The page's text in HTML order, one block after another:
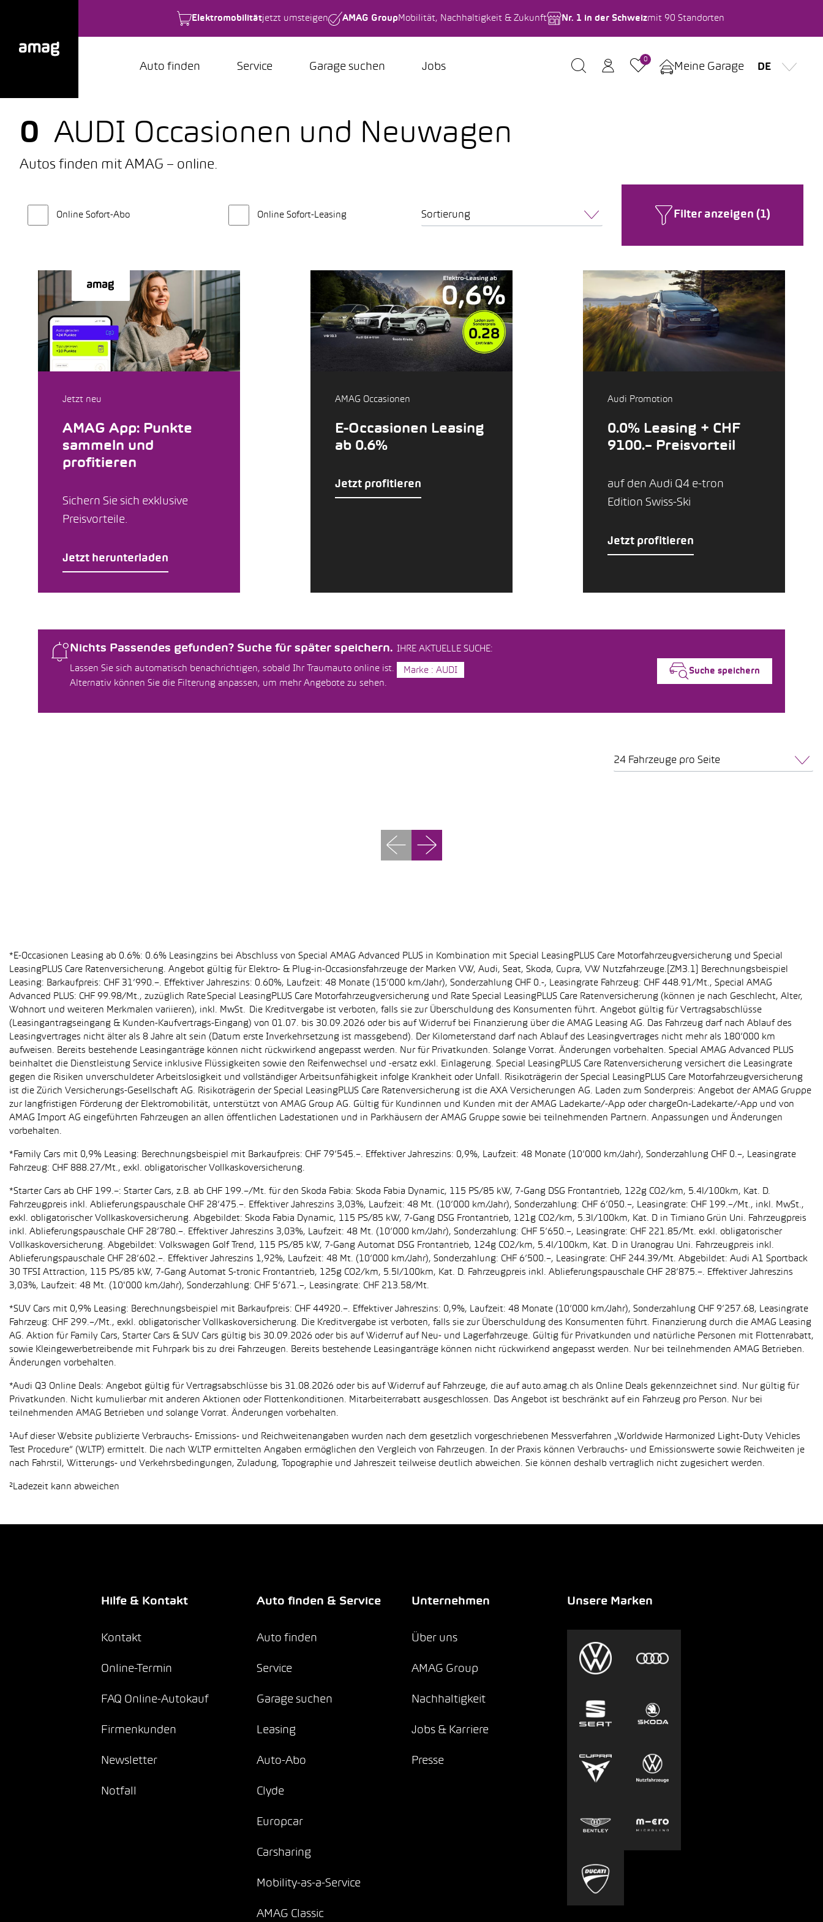
Elektromobilitätjetzt umsteigen AMAG Group Mobilität, Nachhaltigkeit & Zukunft Nr. 1 in der Schweizmit 90 Standorten
Auto finden Service Garage suchen Jobs
0
Meine Garage DE
0 AUDI Occasionen und Neuwagen
Autos finden mit AMAG – online.
Online Sofort-Abo Online Sofort-Leasing Sortierung Filter anzeigen (1)
Nichts Passendes gefunden? Suche für später speichern.
Lassen Sie sich automatisch benachrichtigen, sobald Ihr Traumauto online ist.
Alternativ können Sie die Filterung anpassen, um mehr Angebote zu sehen.
IHRE AKTUELLE SUCHE:
Marke : AUDI Suche speichern
Jetzt neu
AMAG App: Punkte
sammeln und
profitieren
Sichern Sie sich exklusive
Preisvorteile.
Jetzt herunterladen
AMAG Occasionen
E-Occasionen Leasing
ab 0.6%
Jetzt profitieren
Audi Promotion
0.0% Leasing + CHF
9100.– Preisvorteil
auf den Audi Q4 e-tron
Edition Swiss-Ski
Jetzt profitieren
24 Fahrzeuge pro Seite
*E-Occasionen Leasing ab 0.6%: 0.6% Leasingzins bei Abschluss von Special AMAG Advanced PLUS in Kombination mit Special LeasingPLUS Care Motorfahrzeugversicherung und Special
LeasingPLUS Care Ratenversicherung. Angebot gültig für Elektro- & Plug-in-Occasionsfahrzeuge der Marken VW, Audi, Seat, Skoda, Cupra, VW Nutzfahrzeuge.[ZM3.1] Berechnungsbeispiel
Leasing: Barkaufpreis: CHF 31’990.–. Effektiver Jahreszins: 0.60%, Laufzeit: 48 Monate (15’000 km/Jahr), Sonderzahlung CHF 0.-, Leasingrate Fahrzeug: CHF 448.91/Mt., Special AMAG
Advanced PLUS: CHF 99.98/Mt., zuzüglich Rate Special LeasingPLUS Care Motorfahrzeugversicherung und Rate Special LeasingPLUS Care Ratenversicherung (können je nach Geschlecht, Alter,
Wohnort und weiteren Merkmalen variieren), inkl. MwSt. Die Kreditvergabe ist verboten, falls sie zur Überschuldung des Konsumenten führt. Angebot gültig für Vertragsabschlüsse
(Leasingantragseingang & Kunden-Kaufvertrags-Eingang) von 01.07. bis 30.09.2026 oder bis auf Widerruf bei Finanzierung über die AMAG Leasing AG. Das Fahrzeug darf nach Ablauf des
Leasingvertrages nicht älter als 8 Jahre alt sein (Datum erste Inverkehrsetzung ist massgebend). Der Kilometerstand darf nach Ablauf des Leasingvertrages nicht mehr als 180’000 km
aufweisen. Bereits bestehende Leasinganträge können nicht rückwirkend angepasst werden. Nur für Privatkunden. Solange Vorrat. Änderungen vorbehalten. Special AMAG Advanced PLUS
beinhaltet die Dienstleistung Service inklusive Flüssigkeiten sowie den Reifenwechsel und -ersatz exkl. Einlagerung. Special LeasingPLUS Care Ratenversicherung versichert die Leasingrate
gegen die Risiken unverschuldeter Arbeitslosigkeit und vollständiger Arbeitsunfähigkeit infolge Krankheit oder Unfall. Risikoträgerin der Special LeasingPLUS Care Motorfahrzeugversicherung
ist die Zürich Versicherungs-Gesellschaft AG. Risikoträgerin der Special LeasingPLUS Care Ratenversicherung ist die AXA Versicherungen AG. Laden zum Sonderpreis: Angebot der AMAG Gruppe
zur langfristigen Förderung der Elektromobilität, unterstützt von AMAG Group AG. Gültig für Kundinnen und Kunden mit der AMAG Ladekarte/-App oder chargeOn-Ladekarte/-App und von
AMAG Import AG eingeführten Fahrzeugen an allen öffentlichen Ladestationen und in Parkhäusern der AMAG Gruppe sowie bei teilnehmenden Partnern. Anpassungen und Änderungen
vorbehalten.
*Family Cars mit 0,9% Leasing: Berechnungsbeispiel mit Barkaufpreis: CHF 79’545.–. Effektiver Jahreszins: 0,9%, Laufzeit: 48 Monate (10’000 km/Jahr), Sonderzahlung CHF 0.–, Leasingrate
Fahrzeug: CHF 888.27/Mt., exkl. obligatorischer Vollkaskoversicherung.
*Starter Cars ab CHF 199.–: Starter Cars, z.B. ab CHF 199.–/Mt. für den Skoda Fabia: Skoda Fabia Dynamic, 115 PS/85 kW, 7-Gang DSG Frontantrieb, 122g CO2/km, 5.4l/100km, Kat. D.
Fahrzeugpreis inkl. Ablieferungspauschale CHF 28’475.–. Effektiver Jahreszins 3,03%, Laufzeit: 48 Mt. (10’000 km/Jahr), Sonderzahlung: CHF 6’050.–, Leasingrate: CHF 199.–/Mt., inkl. MwSt.,
exkl. obligatorischer Vollkaskoversicherung. Abgebildet: Skoda Fabia Dynamic, 115 PS/85 kW, 7-Gang DSG Frontantrieb, 121g CO2/km, 5.3l/100km, Kat. D in Timiano Grün Uni. Fahrzeugpreis
inkl. Ablieferungspauschale CHF 28’780.–. Effektiver Jahreszins 3,03%, Laufzeit: 48 Mt. (10’000 km/Jahr), Sonderzahlung: CHF 5’650.–, Leasingrate: CHF 221.85/Mt. exkl. obligatorischer
Vollkaskoversicherung. Abgebildet: Volkswagen Golf Trend, 115 PS/85 kW, 7-Gang Automat DSG Frontantrieb, 124g CO2/km, 5.4l/100km, Kat. D in Uranograu Uni. Fahrzeugpreis inkl.
Ablieferungspauschale CHF 28’602.–. Effektiver Jahreszins 1,92%, Laufzeit: 48 Mt. (10’000 km/Jahr), Sonderzahlung: CHF 6’500.–, Leasingrate: CHF 244.39/Mt. Abgebildet: Audi A1 Sportback
30 TFSI Attraction, 115 PS/85 kW, 7-Gang Automat S-tronic Frontantrieb, 125g CO2/km, 5.5l/100km, Kat. D. Fahrzeugpreis inkl. Ablieferungspauschale CHF 28’875.–. Effektiver Jahreszins
3,03%, Laufzeit: 48 Mt. (10'000 km/Jahr), Sonderzahlung: CHF 5’671.–, Leasingrate: CHF 213.58/Mt.
*SUV Cars mit 0,9% Leasing: Berechnungsbeispiel mit Barkaufpreis: CHF 44920.–. Effektiver Jahreszins: 0,9%, Laufzeit: 48 Monate (10’000 km/Jahr), Sonderzahlung CHF 9’257.68, Leasingrate
Fahrzeug: CHF 299.–/Mt., exkl. obligatorischer Vollkaskoversicherung. Die Kreditvergabe ist verboten, falls sie zur Überschuldung des Konsumenten führt. Finanzierung durch die AMAG Leasing
AG. Aktion für Family Cars, Starter Cars & SUV Cars gültig bis 30.09.2026 oder bis auf Widerruf auf Neu- und Lagerfahrzeuge. Gültig für Privatkunden und natürliche Personen mit Flottenrabatt,
sowie Kleingewerbetreibende mit Fuhrpark bis zu drei Fahrzeugen. Bereits bestehende Leasinganträge können nicht rückwirkend angepasst werden. Nur bei teilnehmenden AMAG Betrieben.
Änderungen vorbehalten.
*Audi Q3 Online Deals: Angebot gültig für Vertragsabschlüsse bis 31.08.2026 oder bis auf Widerruf auf Fahrzeuge, die auf auto.amag.ch als Online Deals gekennzeichnet sind. Nur gültig für
Privatkunden. Nicht kumulierbar mit anderen Aktionen oder Flottenkonditionen. Mitarbeiterrabatt ausgeschlossen. Das Angebot ist beschränkt auf ein Fahrzeug pro Person. Nur bei
teilnehmenden AMAG Betrieben und solange Vorrat. Änderungen vorbehalten.
¹Auf dieser Website publizierte Verbrauchs- Emissions- und Reichweitenangaben wurden nach dem gesetzlich vorgeschriebenen Messverfahren „Worldwide Harmonized Light-Duty Vehicles
Test Procedure“ (WLTP) ermittelt. Die nach WLTP ermittelten Angaben ermöglichen den Vergleich von Fahrzeugen. In der Praxis können Verbrauchs- und Emissionswerte sowie Reichweiten je
nach Fahrstil, Witterungs- und Verkehrsbedingungen, Zuladung, Topographie und Jahreszeit teilweise deutlich abweichen. Sie können deshalb vertraglich nicht zugesichert werden.
²Ladezeit kann abweichen
Hilfe & Kontakt
Kontakt
Online-Termin
FAQ Online-Autokauf
Firmenkunden
Newsletter
Notfall
Auto finden & Service
Auto finden
Service
Garage suchen
Leasing
Auto-Abo
Clyde
Europcar
Carsharing
Mobility-as-a-Service
AMAG Classic
Unternehmen
Über uns
AMAG Group
Nachhaltigkeit
Jobs & Karriere
Presse
Unsere Marken